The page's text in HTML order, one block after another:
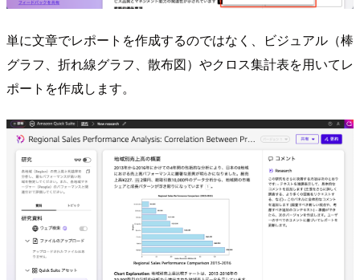
単に文章でレポートを作成するのではなく、ビジュアル（棒
グラフ、折れ線グラフ、散布図）やクロス集計表を用いてレ
ポートを作成します。